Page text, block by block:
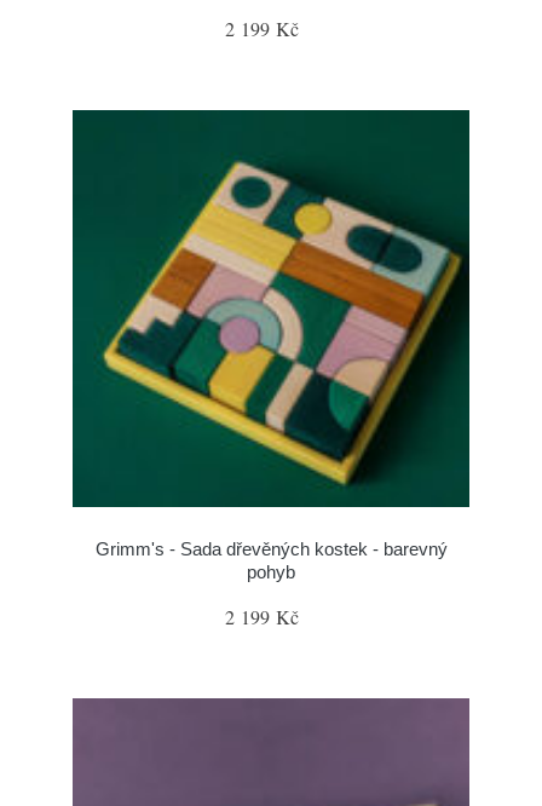
2 199 Kč
Grimm's - Sada dřevěných kostek - barevný
pohyb
2 199 Kč